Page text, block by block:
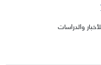
والدراسات